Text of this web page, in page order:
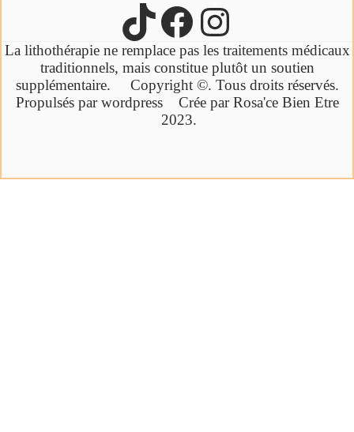
La lithothérapie ne remplace pas les traitements médicaux
traditionnels, mais constitue plutôt un soutien
supplémentaire. Copyright ©. Tous droits réservés.
Propulsés par wordpress Crée par Rosa'ce Bien Etre
2023.